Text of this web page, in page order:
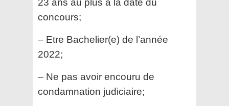
23 ans au plus à la date du
concours;
– Etre Bachelier(e) de l’année
2022;
– Ne pas avoir encouru de
condamnation judiciaire;